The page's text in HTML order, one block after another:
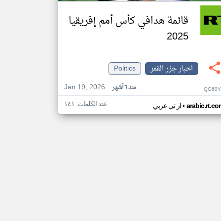
قائمة هدافي كأس أمم إفريقيا
2025
اخبار جزر القمر
Politics
Jan 19, 2026
منذ ٦ أشهر
ار تي عربي• عدد الكلمات: ١٤١